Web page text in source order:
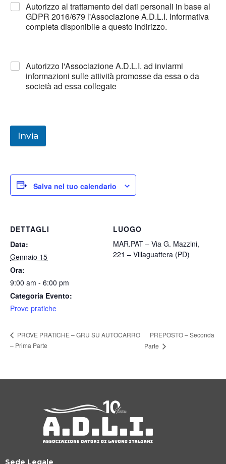
Autorizzo al trattamento dei dati personali in base al
GDPR 2016/679 l'Associazione A.D.L.I. Informativa
completa disponibile a questo indirizzo.
Autorizzo l'Associazione A.D.L.I. ad inviarmi
informazioni sulle attività promosse da essa o da
società ad essa collegate
Invia
Salva nel tuo calendario
DETTAGLI
Data:
Gennaio 15
Ora:
9:00 am - 6:00 pm
Categoria Evento:
Prove pratiche
LUOGO
MAR.PAT – Via G. Mazzini,
221 – Villaguattera (PD)
PROVE PRATICHE – GRU SU AUTOCARRO
– Prima Parte
PREPOSTO – Seconda
Parte
Sede Legale